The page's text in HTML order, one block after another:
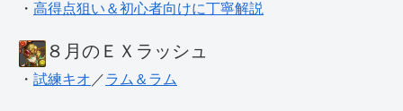
・ 高得点狙い＆初心者向けに丁寧解説
８月のＥＸラッシュ
・ 試練キオ ／ラム＆ラム